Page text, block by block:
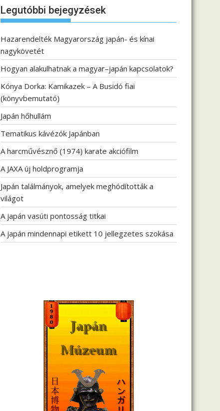
Legutóbbi bejegyzések
Hazarendelték Magyarország japán- és kínai
nagykövetét
Hogyan alakulhatnak a magyar–japán kapcsolatok?
Kónya Dorka: Kamikazek – A Busidó fiai
(könyvbemutató)
Japán hőhullám
Tematikus kávézók Japánban
A harcművésznő (1974) karate akciófilm
A JAXA új holdprogramja
Japán találmányok, amelyek meghódították a
világot
A japán vasúti pontosság titkai
A japán mindennapi etikett 10 jellegzetes szokása